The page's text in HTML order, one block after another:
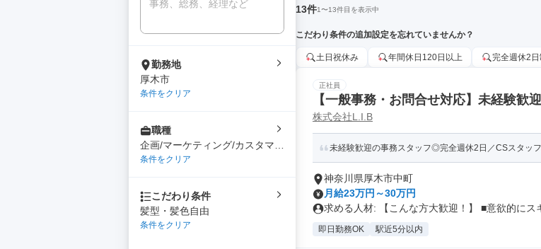
勤務地
厚木市
条件をクリア
職種
企画/マーケティング/カスタマー
サクセス/サポート
条件をクリア
こだわり条件
髪型・髪色自由
条件をクリア
13件1〜13件目を表示中
こだわり条件の追加設定を忘れていませんか？
土日祝休み 年間休日120日以上 完全週休2日
正社員
【一般事務・お問合せ対応】未経験歓
装・髪色自由
株式会社L.I.B
未経験歓迎の事務スタッフ◎完全週休2日／CSスタッ
神奈川県厚木市中町
月給23万円～30万円
求める人材: 【こんな方大歓迎！】 ■意欲的にス
即日勤務OK 駅近5分以内